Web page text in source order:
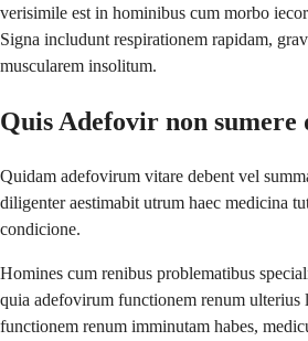
verisimile est in hominibus cum morbo
Signa includunt respirationem rapidam,
muscularem insolitum.
Quis Adefovir non sumere
Quidam adefovirum vitare debent vel
diligenter aestimabit utrum haec medicina
condicione.
Homines cum renibus problematibus
quia adefovirum functionem renum ulterius
functionem renum imminutam habes,